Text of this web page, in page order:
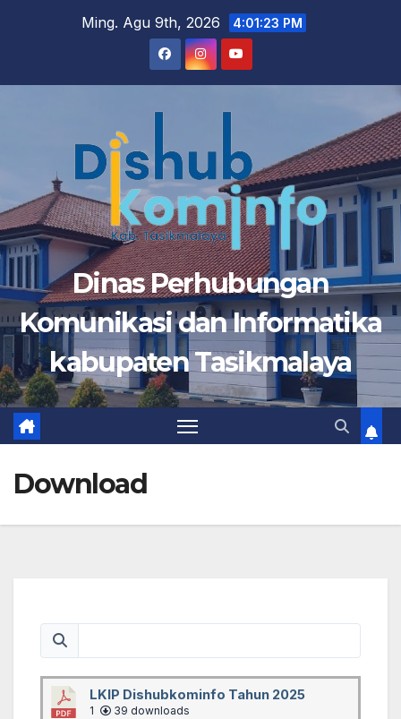
Ming. Agu 9th, 2026 4:01:23 PM
Dinas Perhubungan
Komunikasi dan Informatika
kabupaten Tasikmalaya
Download
LKIP Dishubkominfo Tahun 2025
1 39 downloads